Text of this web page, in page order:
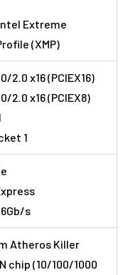
Extreme
(XMP)
2.0 x16 (PCIEX16)
2.0 x16 (PCIEX8)
1
6Gb/s
Atheros Killer
chip (10/100/1000